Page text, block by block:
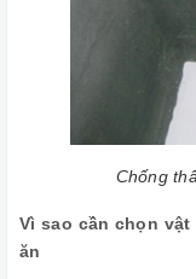
Chống
Vì sao cần chọn
ăn